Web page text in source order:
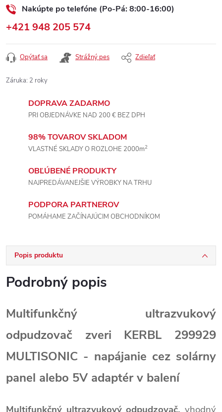
Nakúpte po telefóne (Po-Pá: 8:00-16:00)
+421 948 205 574
Opýtať sa Strážný pes Zdieľať
Záruka: 2 roky
DOPRAVA ZADARMO
PRI OBJEDNÁVKE NAD 200 € BEZ DPH
98% TOVAROV SKLADOM
VLASTNÉ SKLADY O ROZLOHE 2000m2
OBĽÚBENÉ PRODUKTY
NAJPREDÁVANEJŠIE VÝROBKY NA TRHU
PODPORA PARTNEROV
POMÁHAME ZAČÍNAJÚCIM OBCHODNÍKOM
Popis produktu
Podrobný popis
Multifunkčný ultrazvukový
odpudzovač zveri KERBL 299929
MULTISONIC - napájanie cez solárny
panel alebo 5V adaptér v balení